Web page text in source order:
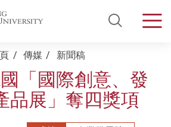
Open
傳媒 新聞稿
「國際創意、發
品展」奪四獎項